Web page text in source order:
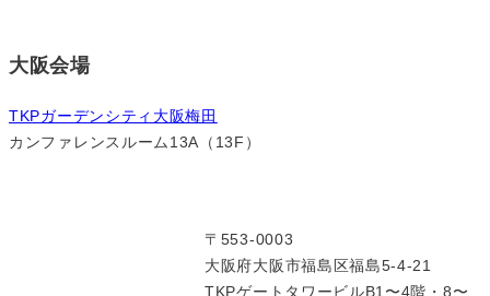
大阪会場
TKPガーデンシティ大阪梅田
カンファレンスルーム13A（13F）
〒553-0003
大阪府大阪市福島区福島5-4-21
TKPゲートタワービルB1〜4階・8〜